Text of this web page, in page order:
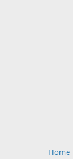
Home